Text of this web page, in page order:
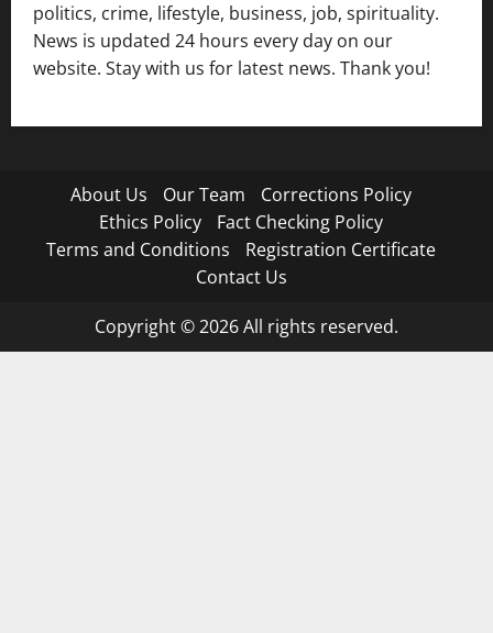
politics, crime, lifestyle, business, job, spirituality.
News is updated 24 hours every day on our
website. Stay with us for latest news. Thank you!
About Us Our Team
Corrections Policy
Ethics Policy
Fact Checking Policy
Terms and Conditions
Registration Certificate
Contact Us
Copyright © 2026 All rights reserved.